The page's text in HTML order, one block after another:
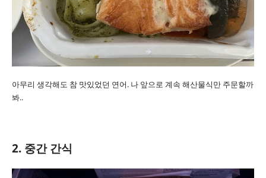
아무리 생각해도 참 맛있었던 연어. 나 앞으로 계속 해산물식만 주문할까
봐..
2. 중간 간식